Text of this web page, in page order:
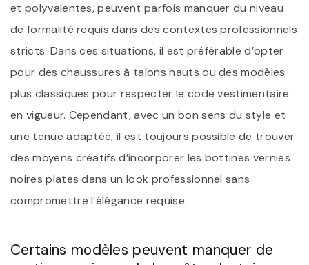
et polyvalentes, peuvent parfois manquer du niveau
de formalité requis dans des contextes professionnels
stricts. Dans ces situations, il est préférable d’opter
pour des chaussures à talons hauts ou des modèles
plus classiques pour respecter le code vestimentaire
en vigueur. Cependant, avec un bon sens du style et
une tenue adaptée, il est toujours possible de trouver
des moyens créatifs d’incorporer les bottines vernies
noires plates dans un look professionnel sans
compromettre l’élégance requise.
Certains modèles peuvent manquer de